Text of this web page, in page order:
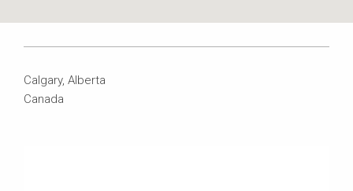
Calgary, Alberta
Canada